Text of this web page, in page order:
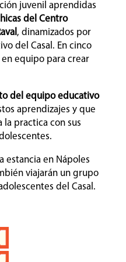
juvenil aprendidas
del Centro
, dinamizados por
del Casal. En cinco
equipo para crear
del equipo educativo
aprendizajes y que
la practica con sus
estancia en Nápoles
viajarán un grupo
del Casal.